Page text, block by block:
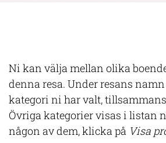
Ni kan välja mellan olika
denna resa. Under resans
kategori ni har valt,
Övriga kategorier visas i listan
någon av dem, klicka på Visa